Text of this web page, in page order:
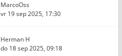
MarcoOss
vr 19 sep 2025, 17:30
Herman H
do 18 sep 2025, 09:18